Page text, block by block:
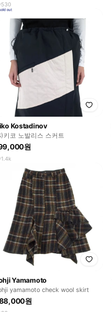
530
Kostadinov
키코 노발리스 스커트
원
1.4k
Yamamoto
yamamoto check wool skirt
원